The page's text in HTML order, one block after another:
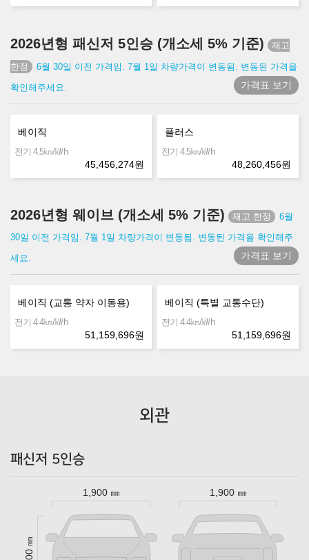
2026년형 패신저 5인승 (개소세 5% 기준)
6월 30일 이전 가격임. 7월 1일 차량가격이 변동됨. 변동된 가격을
확인해주세요.
가격표 보기
베이직
전기 4.5㎞/㎾h
45,456,274원
플러스
전기 4.5㎞/㎾h
48,260,456원
2026년형 웨이브 (개소세 5% 기준)
6월
30일 이전 가격임. 7월 1일 차량가격이 변동됨. 변동된 가격을 확인해주
세요.
가격표 보기
베이직 (교통 약자 이동용)
전기 4.4㎞/㎾h
51,159,696원
베이직 (특별 교통수단)
전기 4.4㎞/㎾h
51,159,696원
외관
패신저 5인승
1,900 ㎜ 1,900 ㎜